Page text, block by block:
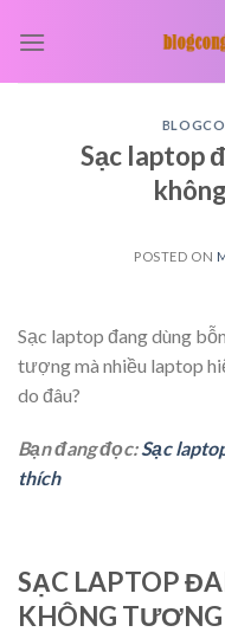
Sạc laptop
POSTED ON
Sạc laptop đang dùng
tượng mà nhiều laptop
do đâu?
Bạn đang đọc:Sạc
thích
SẠC LAPTOP
KHÔNG